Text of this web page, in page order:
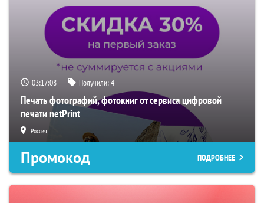
03:17:07 Получили:4
Печать фотографий, фотокниг от сервиса цифровой
печати netPrint
Россия
Промокод ПОДРОБНЕЕ